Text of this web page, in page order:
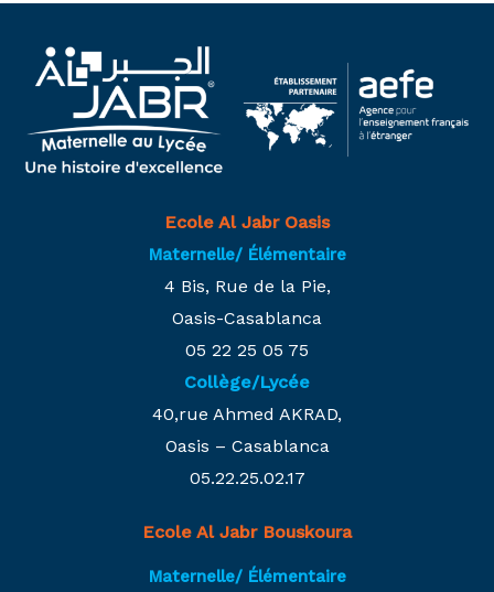
Ecole Al Jabr Oasis
Maternelle/ Élémentaire
4 Bis, Rue de la Pie,
Oasis-Casablanca
05 22 25 05 75
Collège/Lycée
40,rue Ahmed AKRAD,
Oasis – Casablanca
05.22.25.02.17
Ecole Al Jabr Bouskoura
Maternelle/ Élémentaire